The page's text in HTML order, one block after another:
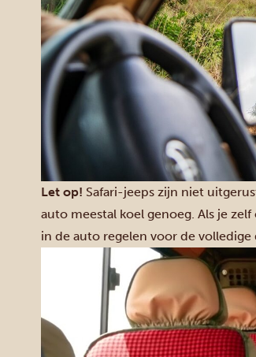
Let op! Safari-jeeps zijn niet
auto meestal koel genoeg. Als je
in de auto regelen voor de volledige